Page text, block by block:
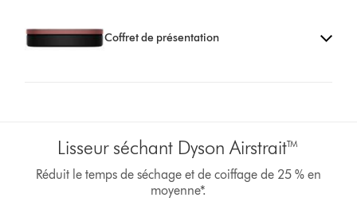
Coffret de présentation
Lisseur séchant Dyson Airstrait™
Réduit le temps de séchage et de coiffage de 25 % en
moyenne*.